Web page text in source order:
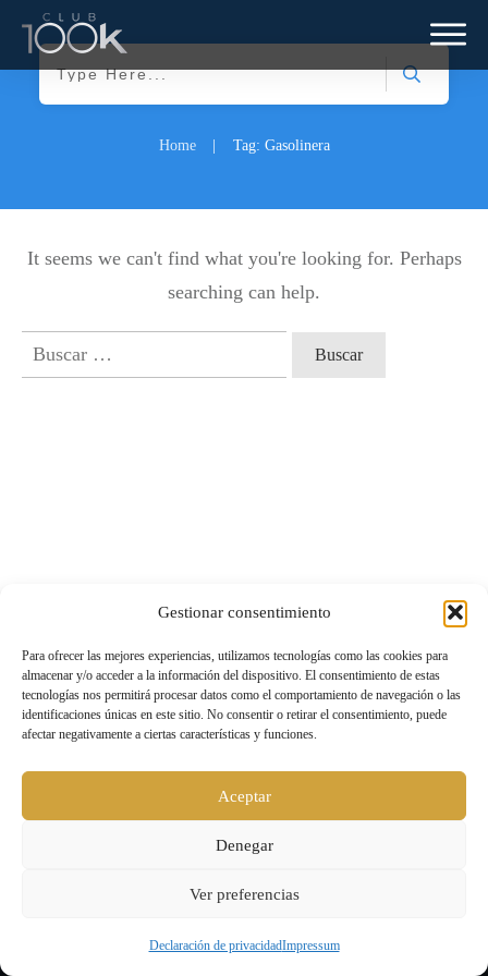
Gestionar consentimiento
Para ofrecer las mejores experiencias, utilizamos tecnologías como las cookies para
almacenar y/o acceder a la información del dispositivo. El consentimiento de estas
tecnologías nos permitirá procesar datos como el comportamiento de navegación o las
identificaciones únicas en este sitio. No consentir o retirar el consentimiento, puede
afectar negativamente a ciertas características y funciones.
Aceptar
Denegar
Ver preferencias
Declaración de privacidadImpressum
Home Tag: Gasolinera
It seems we can't find what you're looking for. Perhaps
searching can help.
Buscar:
Aviso legal y política de privacidad